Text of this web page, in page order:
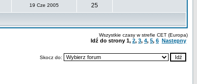
19 Cze 2005 25
Wszystkie czasy w strefie CET (Europa)
Idź do strony 1, 2, 3, 4, 5, 6 Następny
Skocz do: